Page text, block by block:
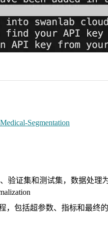
Segmentation
验证集和测试集，数据处理
，包括超参数、指标和最终的